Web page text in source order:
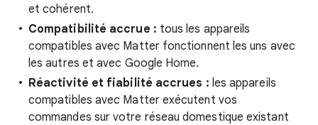
et cohérent.
Compatibilité accrue : tous les appareils
compatibles avec Matter fonctionnent les uns avec
les autres et avec Google Home.
Réactivité et fiabilité accrues : les appareils
compatibles avec Matter exécutent vos
commandes sur votre réseau domestique existant